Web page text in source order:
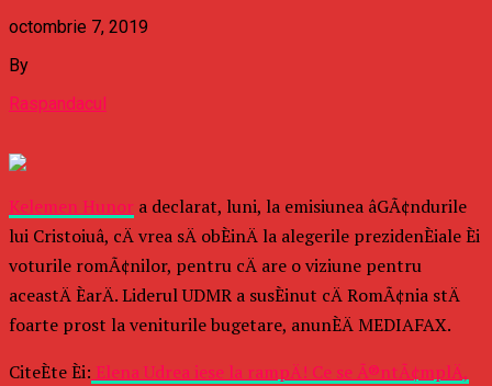
octombrie 7, 2019
By
Raspandacul
Kelemen Hunor a declarat, luni, la emisiunea âGÃ¢ndurile
lui Cristoiuâ, cÄ vrea sÄ obÈinÄ la alegerile prezidenÈiale Èi
voturile romÃ¢nilor, pentru cÄ are o viziune pentru
aceastÄ ÈarÄ. Liderul UDMR a susÈinut cÄ RomÃ¢nia stÄ
foarte prost la veniturile bugetare, anunÈÄ MEDIAFAX.
CiteÈte Èi: Elena Udrea iese la rampÄ! Ce se Ã®ntÃ¢mplÄ,